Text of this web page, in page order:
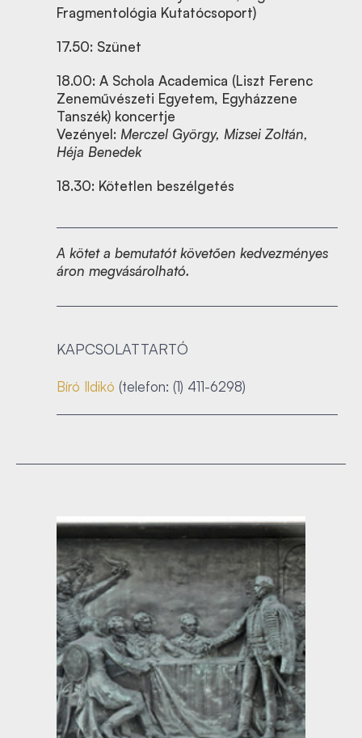
Fragmentológia Kutatócsoport)
17.50: Szünet
18.00: A Schola Academica (Liszt Ferenc
Zeneművészeti Egyetem, Egyházzene
Tanszék) koncertje
Vezényel: Merczel György, Mizsei Zoltán,
Héja Benedek
18.30: Kötetlen beszélgetés
A kötet a bemutatót követően kedvezményes
áron megvásárolható.
KAPCSOLATTARTÓ
Bíró Ildikó (telefon: (1) 411-6298)